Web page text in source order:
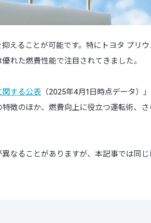
えることが可能です。特にトヨタ プリ
れた燃費性能で注目されてきました。
関する公表 （2025年4月1日時点データ）
徴のほか、燃費向上に役立つ運転術、
なることがありますが、本記事では同